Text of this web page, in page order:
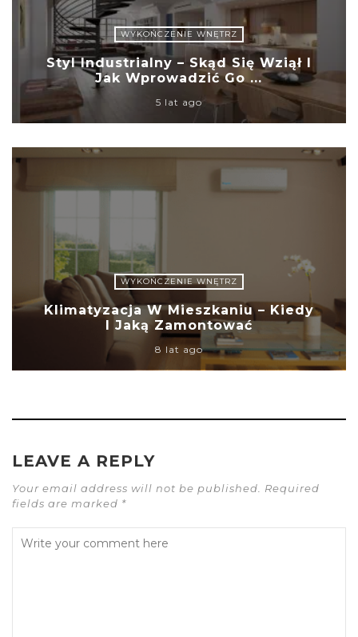
WYKOŃCZENIE WNĘTRZ
Styl Industrialny – Skąd Się Wziął I
Jak Wprowadzić Go ...
5 lat ago
WYKOŃCZENIE WNĘTRZ
Klimatyzacja W Mieszkaniu – Kiedy
I Jaką Zamontować
8 lat ago
LEAVE A REPLY
Your email address will not be published. Required
fields are marked *